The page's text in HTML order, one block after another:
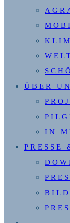
ÜBER
IN
PRESSE